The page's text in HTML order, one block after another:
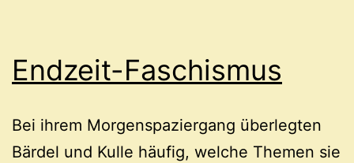
Endzeit-Faschismus
Bei ihrem Morgenspaziergang überlegten
Bärdel und Kulle häufig, welche Themen sie